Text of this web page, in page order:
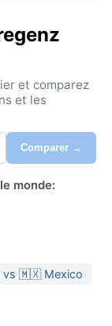
et comparez
et les
Comparer →
monde:
🇲🇽 Mexico